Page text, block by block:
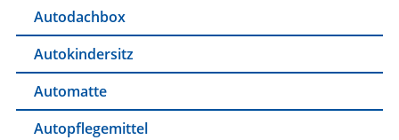
Autodachbox
Autokindersitz
Automatte
Autopflegemittel